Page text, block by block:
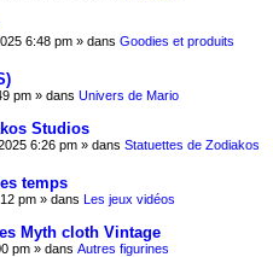
6:48 pm » dans Goodies et produits
pm » dans Univers de Mario
Studios
6:26 pm » dans Statuettes de Zodiakos
temps
pm » dans Les jeux vidéos
Myth cloth Vintage
pm » dans Autres figurines